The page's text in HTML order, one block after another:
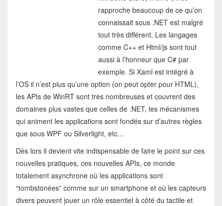
rapproche beaucoup de ce qu’on
connaissait sous .NET est malgré
tout très différent. Les langages
comme C++ et Html/js sont tout
aussi à l’honneur que C# par
exemple. Si Xaml est intégré à
l’OS il n’est plus qu’une option (on peut opter pour HTML),
les APIs de WinRT sont très nombreuses et couvrent des
domaines plus vastes que celles de .NET, les mécanismes
qui animent les applications sont fondés sur d’autres règles
que sous WPF ou Silverlight, etc…
Dès lors il devient vite indispensable de faire le point sur ces
nouvelles pratiques, ces nouvelles APIs, ce monde
totalement asynchrone où les applications sont
“tombstonées” comme sur un smartphone et où les capteurs
divers peuvent jouer un rôle essentiel à côté du tactile et